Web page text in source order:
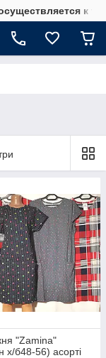
к
"Zamina"
х/б48-56) асорті